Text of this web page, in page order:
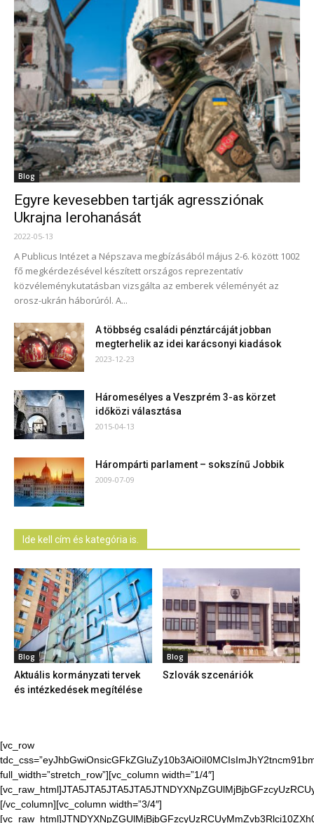
Blog
Egyre kevesebben tartják agressziónak
Ukrajna lerohanását
2022-05-13
A Publicus Intézet a Népszava megbízásából május 2-6. között 1002
fő megkérdezésével készített országos reprezentatív
közvéleménykutatásban vizsgálta az emberek véleményét az
orosz-ukrán háborúról. A...
A többség családi pénztárcáját jobban
megterhelik az idei karácsonyi kiadások
2023-12-23
Háromesélyes a Veszprém 3-as körzet
időközi választása
2015-04-13
Hárompárti parlament – sokszínű Jobbik
2009-07-09
Ide kell cím és kategória is.
Blog
Aktuális kormányzati tervek
és intézkedések megítélése
Blog
Szlovák szcenáriók
[vc_row
full_width=”stretch_row”][vc_column width=”1/4″]
[/vc_column][vc_column width=”3/4″]